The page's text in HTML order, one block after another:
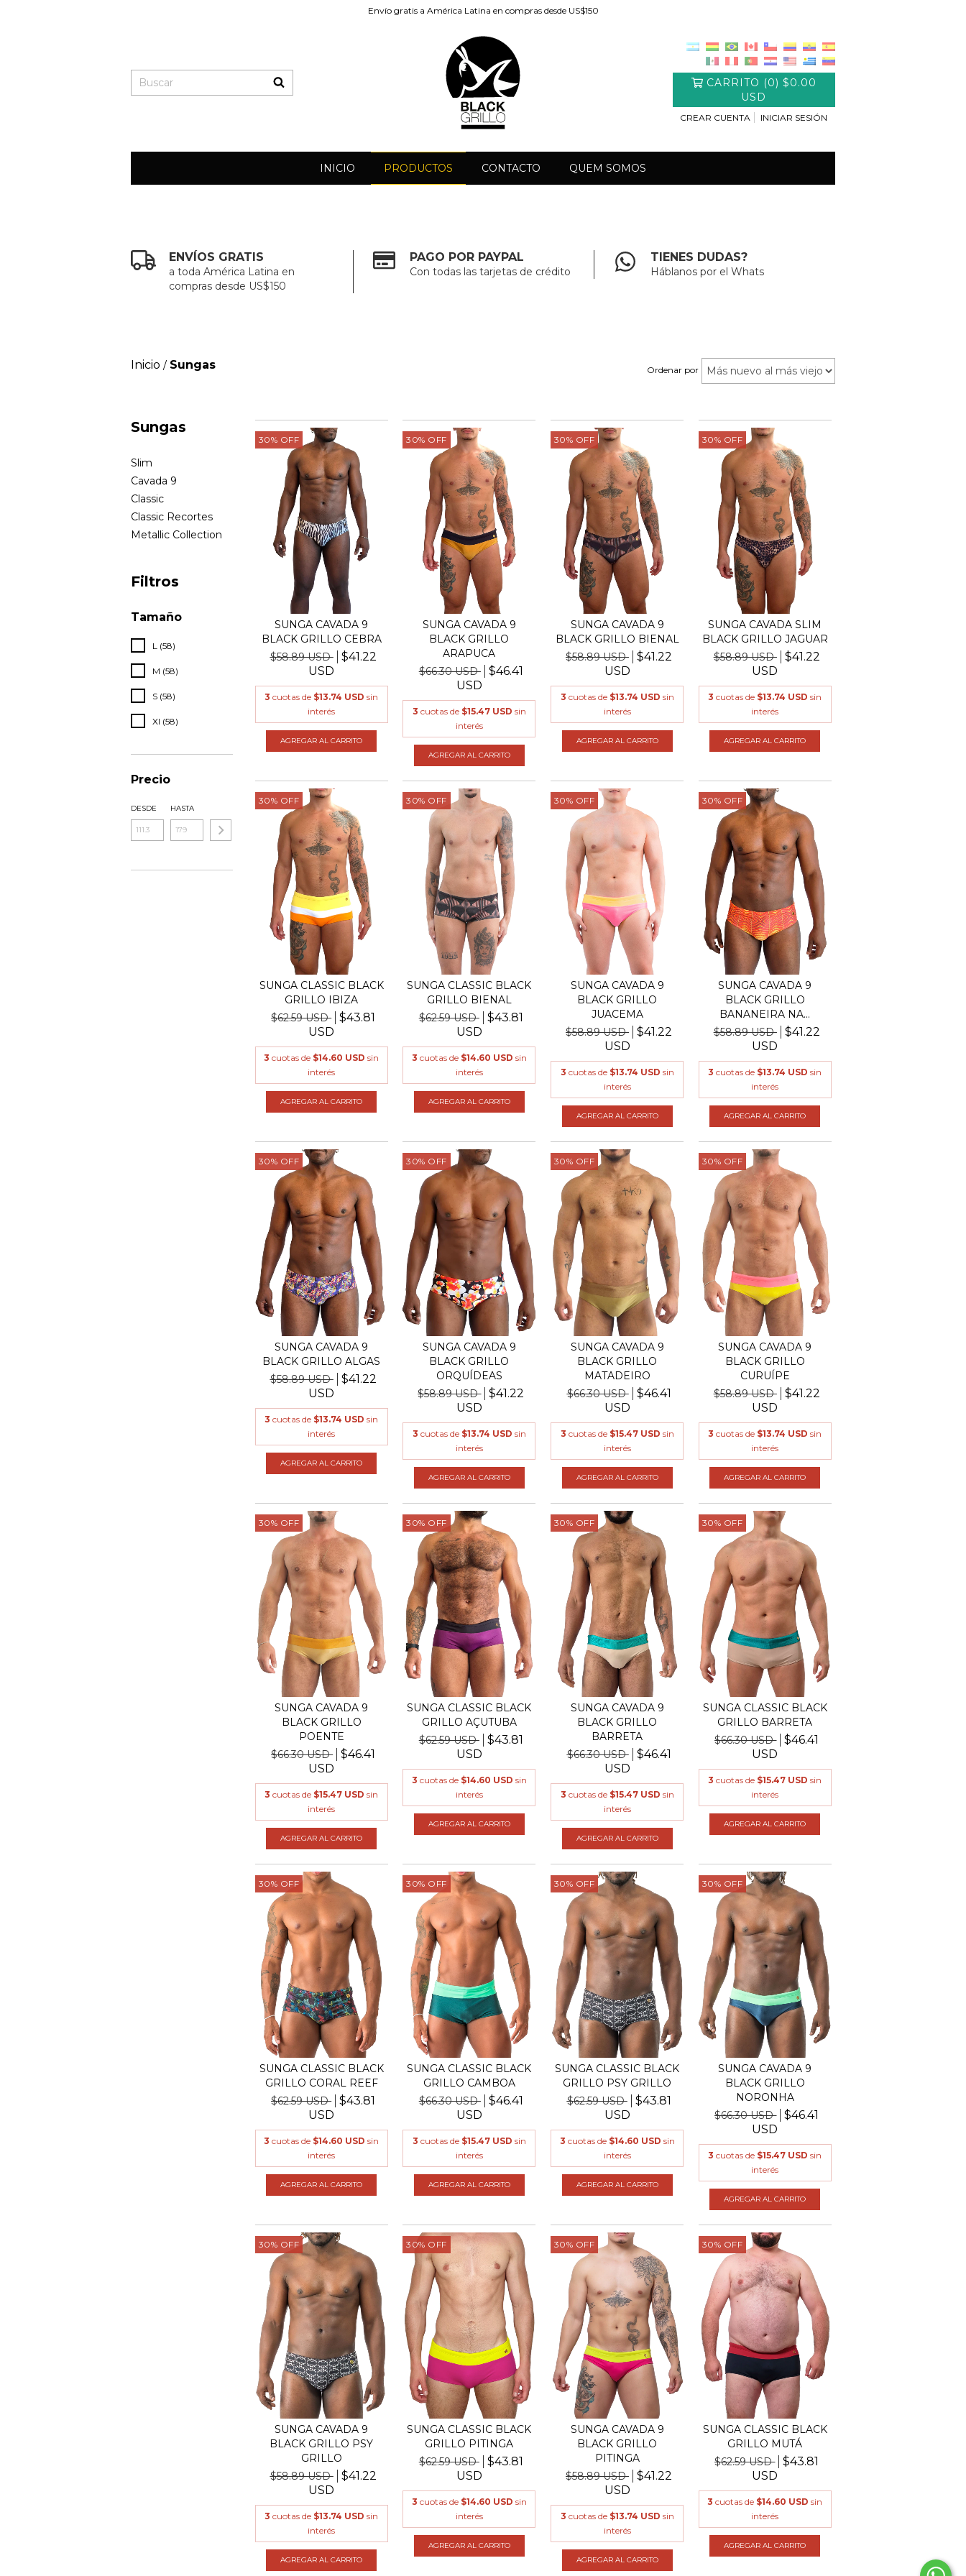
Envío gratis a América Latina en compras desde US$150
CARRITO (0) $0.00
USD
CREAR CUENTA INICIAR SESIÓN
INICIO PRODUCTOS CONTACTO QUEM SOMOS
ENVÍOS GRATIS
a toda América Latina en
compras desde US$150
PAGO POR PAYPAL
Con todas las tarjetas de crédito
TIENES DUDAS?
Háblanos por el Whats
Inicio / Sungas Ordenar por
Sungas
Slim
Cavada 9
Classic
Classic Recortes
Metallic Collection
Filtros
Tamaño
L (58)
M (58)
S (58)
Xl (58)
Precio
DESDE HASTA
30% OFF
SUNGA CAVADA 9
BLACK GRILLO CEBRA
$58.89 USD
$41.22
USD
3 cuotas de $13.74 USD sin
interés
AGREGAR AL CARRITO
30% OFF
SUNGA CAVADA 9
BLACK GRILLO
ARAPUCA
$66.30 USD
$46.41
USD
3 cuotas de $15.47 USD sin
interés
AGREGAR AL CARRITO
30% OFF
SUNGA CAVADA 9
BLACK GRILLO BIENAL
$58.89 USD
$41.22
USD
3 cuotas de $13.74 USD sin
interés
AGREGAR AL CARRITO
30% OFF
SUNGA CAVADA SLIM
BLACK GRILLO JAGUAR
$58.89 USD
$41.22
USD
3 cuotas de $13.74 USD sin
interés
AGREGAR AL CARRITO
30% OFF
SUNGA CLASSIC BLACK
GRILLO IBIZA
$62.59 USD
$43.81
USD
3 cuotas de $14.60 USD sin
interés
AGREGAR AL CARRITO
30% OFF
SUNGA CLASSIC BLACK
GRILLO BIENAL
$62.59 USD
$43.81
USD
3 cuotas de $14.60 USD sin
interés
AGREGAR AL CARRITO
30% OFF
SUNGA CAVADA 9
BLACK GRILLO
JUACEMA
$58.89 USD
$41.22
USD
3 cuotas de $13.74 USD sin
interés
AGREGAR AL CARRITO
30% OFF
SUNGA CAVADA 9
BLACK GRILLO
BANANEIRA NA...
$58.89 USD
$41.22
USD
3 cuotas de $13.74 USD sin
interés
AGREGAR AL CARRITO
30% OFF
SUNGA CAVADA 9
BLACK GRILLO ALGAS
$58.89 USD
$41.22
USD
3 cuotas de $13.74 USD sin
interés
AGREGAR AL CARRITO
30% OFF
SUNGA CAVADA 9
BLACK GRILLO
ORQUÍDEAS
$58.89 USD
$41.22
USD
3 cuotas de $13.74 USD sin
interés
AGREGAR AL CARRITO
30% OFF
SUNGA CAVADA 9
BLACK GRILLO
MATADEIRO
$66.30 USD
$46.41
USD
3 cuotas de $15.47 USD sin
interés
AGREGAR AL CARRITO
30% OFF
SUNGA CAVADA 9
BLACK GRILLO
CURUÍPE
$58.89 USD
$41.22
USD
3 cuotas de $13.74 USD sin
interés
AGREGAR AL CARRITO
30% OFF
SUNGA CAVADA 9
BLACK GRILLO
POENTE
$66.30 USD
$46.41
USD
3 cuotas de $15.47 USD sin
interés
AGREGAR AL CARRITO
30% OFF
SUNGA CLASSIC BLACK
GRILLO AÇUTUBA
$62.59 USD
$43.81
USD
3 cuotas de $14.60 USD sin
interés
AGREGAR AL CARRITO
30% OFF
SUNGA CAVADA 9
BLACK GRILLO
BARRETA
$66.30 USD
$46.41
USD
3 cuotas de $15.47 USD sin
interés
AGREGAR AL CARRITO
30% OFF
SUNGA CLASSIC BLACK
GRILLO BARRETA
$66.30 USD
$46.41
USD
3 cuotas de $15.47 USD sin
interés
AGREGAR AL CARRITO
30% OFF
SUNGA CLASSIC BLACK
GRILLO CORAL REEF
$62.59 USD
$43.81
USD
3 cuotas de $14.60 USD sin
interés
AGREGAR AL CARRITO
30% OFF
SUNGA CLASSIC BLACK
GRILLO CAMBOA
$66.30 USD
$46.41
USD
3 cuotas de $15.47 USD sin
interés
AGREGAR AL CARRITO
30% OFF
SUNGA CLASSIC BLACK
GRILLO PSY GRILLO
$62.59 USD
$43.81
USD
3 cuotas de $14.60 USD sin
interés
AGREGAR AL CARRITO
30% OFF
SUNGA CAVADA 9
BLACK GRILLO
NORONHA
$66.30 USD
$46.41
USD
3 cuotas de $15.47 USD sin
interés
AGREGAR AL CARRITO
30% OFF
SUNGA CAVADA 9
BLACK GRILLO PSY
GRILLO
$58.89 USD
$41.22
USD
3 cuotas de $13.74 USD sin
interés
AGREGAR AL CARRITO
30% OFF
SUNGA CLASSIC BLACK
GRILLO PITINGA
$62.59 USD
$43.81
USD
3 cuotas de $14.60 USD sin
interés
AGREGAR AL CARRITO
30% OFF
SUNGA CAVADA 9
BLACK GRILLO
PITINGA
$58.89 USD
$41.22
USD
3 cuotas de $13.74 USD sin
interés
AGREGAR AL CARRITO
30% OFF
SUNGA CLASSIC BLACK
GRILLO MUTÁ
$62.59 USD
$43.81
USD
3 cuotas de $14.60 USD sin
interés
AGREGAR AL CARRITO